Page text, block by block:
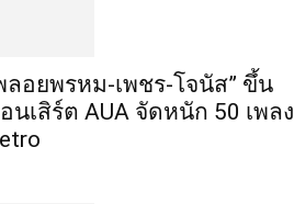
ลอยพรหม-เพชร-โจนัส” ขึ้น
นเสิร์ต AUA จัดหนัก 50 เพลง